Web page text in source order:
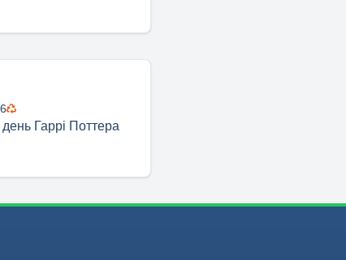
Гаррі Поттера